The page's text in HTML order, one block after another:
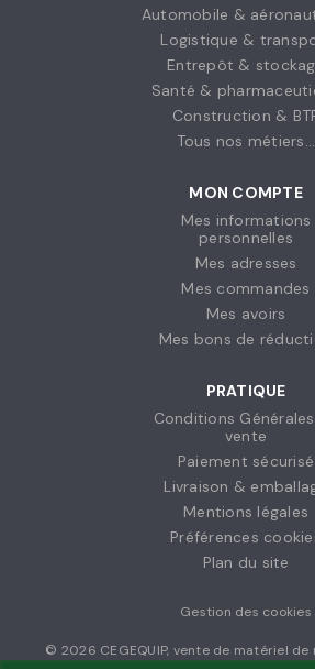
Automobile &
Logistique &
Entrepôt &
Santé &
Construction &
Tous nos métiers...
MON COMPTE
Mes informations
personnelles
Mes adresses
Mes commandes
Mes avoirs
Mes bons de
PRATIQUE
Conditions
vente
Paiement sécurisé
Livraison &
Mentions légales
Préférences
Plan du site
Gestion des cookies
© 2026 CEGEQUIP, vente de matériel de
stockage et vêtements de travail à